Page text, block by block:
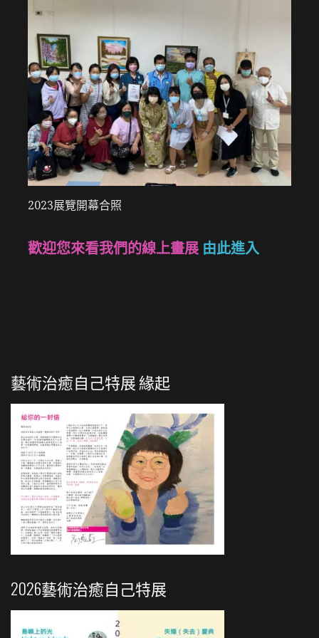
2023展覽開幕合照
歡迎您來看我們的線上畫展 由此進入
藝術治癒自己特展 緣起
2026藝術治癒自己特展